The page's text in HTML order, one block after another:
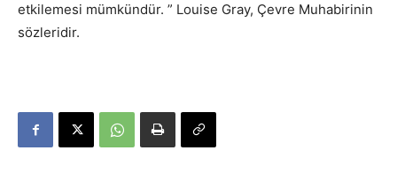
etkilemesi mümkündür. ” Louise Gray, Çevre Muhabirinin
sözleridir.